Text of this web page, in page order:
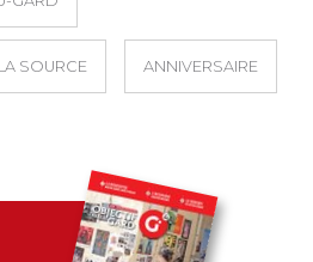
SOURCE ANNIVERSAIRE